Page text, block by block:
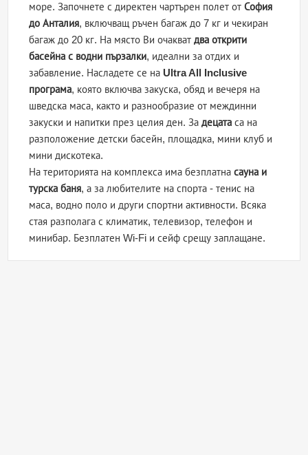
море. Започнете с директен чартърен полет отСофия
до Анталия, включващ ръчен багаж до 7 кг и чекиран
багаж до 20 кг. На място Ви очакватдва открити
басейна с водни пързалки, идеални за отдих и
забавление. Насладете се на Ultra All Inclusive
програма, която включва закуска, обяд и вечеря на
шведска маса, както и разнообразие от междинни
закуски и напитки през целия ден. Задецата са на
разположение детски басейн, площадка, мини клуб и
мини дискотека.
На територията на комплекса има безплатнасауна и
турска баня, а за любителите на спорта - тенис на
маса, водно поло и други спортни активности. Всяка
стая разполага с климатик, телевизор, телефон и
минибар. Безплатен Wi-Fi и сейф срещу заплащане.